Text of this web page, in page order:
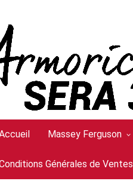
Massey Ferguson
Générales de Ventes